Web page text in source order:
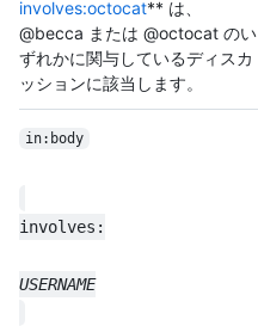
involves:octocat** は、
@becca または @octocat のい
ずれかに関与しているディスカ
ッションに該当します。
in:body